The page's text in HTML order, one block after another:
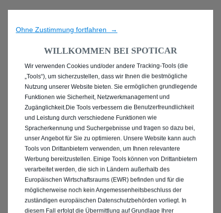
ENTDECKEN SIE ALLE
MIT PLUG-IN-HYBRID
ANTRIEB IN
DÜSSELDORF
Ohne Zustimmung fortfahren →
WILLKOMMEN BEI SPOTICAR
Wir verwenden Cookies und/oder andere Tracking-Tools (die
„Tools“), um sicherzustellen, dass wir Ihnen die bestmögliche
Nutzung unserer Website bieten. Sie ermöglichen grundlegende
Funktionen wie Sicherheit, Netzwerkmanagement und
Zugänglichkeit.Die Tools verbessern die Benutzerfreundlichkeit
und Leistung durch verschiedene Funktionen wie
Spracherkennung und Suchergebnisse und tragen so dazu bei,
unser Angebot für Sie zu optimieren. Unsere Website kann auch
Tools von Drittanbietern verwenden, um Ihnen relevantere
Werbung bereitzustellen. Einige Tools können von Drittanbietern
verarbeitet werden, die sich in Ländern außerhalb des
Europäischen Wirtschaftsraums (EWR) befinden und für die
möglicherweise noch kein Angemessenheitsbeschluss der
zuständigen europäischen Datenschutzbehörden vorliegt. In
diesem Fall erfolgt die Übermittlung auf Grundlage Ihrer